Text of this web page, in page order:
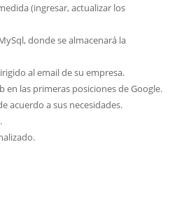
(ingresar, actualizar los
donde se almacenará la
al email de su empresa.
en las primeras posiciones de Google.
acuerdo a sus necesidades.